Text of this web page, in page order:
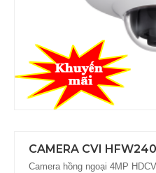
CAMERA CVI
Camera hồng ngoại 4MP